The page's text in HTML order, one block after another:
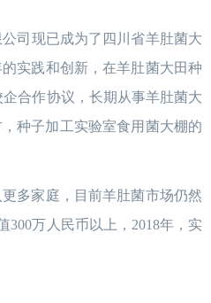
司现已成为了四川省羊肚菌大
实践和创新，在羊肚菌大田种
合作协议，长期从事羊肚菌大
，种子加工实验室食用菌大棚的
多家庭，目前羊肚菌市场仍然
万人民币以上，2018年，实